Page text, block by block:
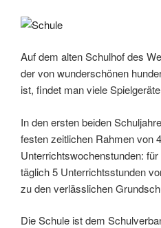
Auf dem alten Schulhof des
der von wunderschönen
ist, findet man viele
In den ersten beiden
festen zeitlichen Rahmen von
Unterrichtswochenstunden:
täglich 5 Unterrichtsstunden
zu den verlässlichen
Die Schule ist dem